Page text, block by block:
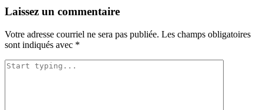
Laissez un commentaire
Votre adresse courriel ne sera pas publiée. Les champs obligatoires
sont indiqués avec *